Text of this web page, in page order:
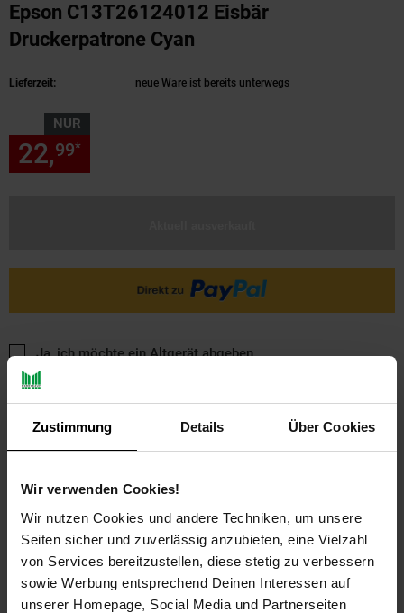
Zustimmung Details Über Cookies
Wir verwenden Cookies!
Wir nutzen Cookies und andere Techniken, um unsere
Seiten sicher und zuverlässig anzubieten, eine Vielzahl
von Services bereitzustellen, diese stetig zu verbessern
sowie Werbung entsprechend Deinen Interessen auf
unserer Homepage, Social Media und Partnerseiten
Epson C13T26124012 Eisbär
Druckerpatrone Cyan
Lieferzeit: neue Ware ist bereits unterwegs
NUR
22,99*
Ja, ich möchte ein Altgerät abgeben.
PAYBACK
Payback Punkte Basis°Punkte:
11
Extra°Punkte:
0